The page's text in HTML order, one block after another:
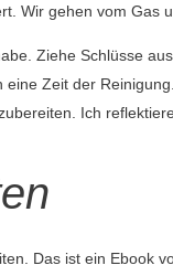
Wir gehen vom Gas
Ziehe Schlüsse
Zeit der Reinigung.
Ich
Das ist ein Ebook